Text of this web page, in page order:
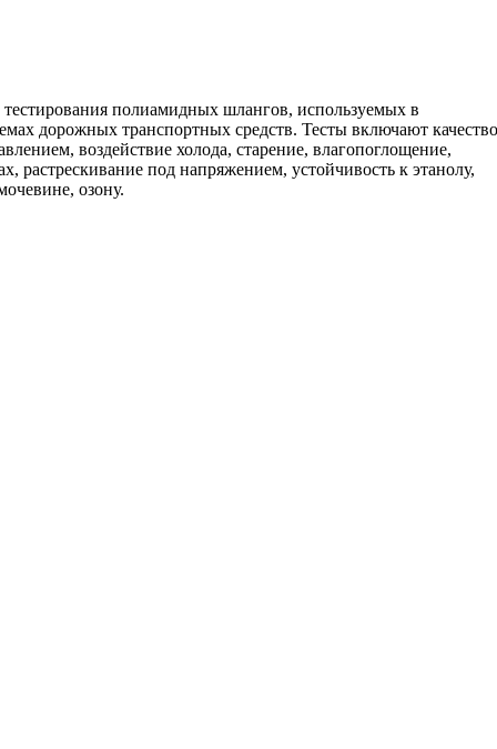
полиамидных шлангов, используемых в
дорожных транспортных средств. Тесты включают
воздействие холода, старение, влагопоглощение,
растрескивание под напряжением, устойчивость к этанолу,
озону.